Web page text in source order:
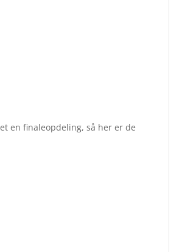
en finaleopdeling, så her er de